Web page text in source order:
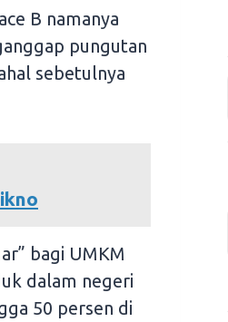
B namanya
pungutan
sebetulnya
bagi UMKM
dalam negeri
50 persen di